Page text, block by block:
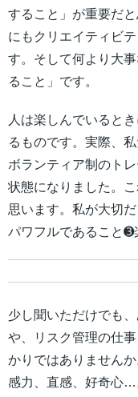
すること」が重要だ
にもクリエイティビ
す。そして何より大
ること」です。
人は楽しんでいると
るものです。実際、
ボランティア制のト
状態になりました。
思います。私が大切
パワフルであること➌
少し聞いただけでも
や、リスク管理の仕
かりではありません
感力、直感、好奇心…